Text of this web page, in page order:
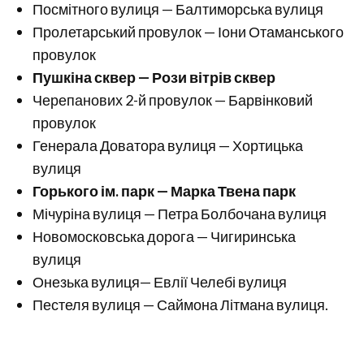
Посмітного вулиця — Балтиморська вулиця
Пролетарський провулок — Іони Отаманського
провулок
Пушкіна сквер — Рози вітрів сквер
Черепанових 2-й провулок — Барвінковий
провулок
Генерала Доватора вулиця — Хортицька
вулиця
Горького ім. парк — Марка Твена парк
Мічуріна вулиця — Петра Болбочана вулиця
Новомосковська дорога — Чигиринська
вулиця
Онезька вулиця— Евлії Челебі вулиця
Пестеля вулиця — Саймона Літмана вулиця.